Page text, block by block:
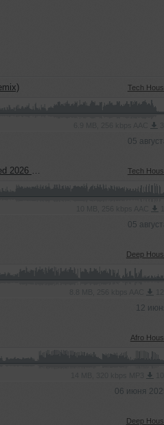
Tech
05
Remix) Tech
05
Deep
12
Afro
06 июня
Deep